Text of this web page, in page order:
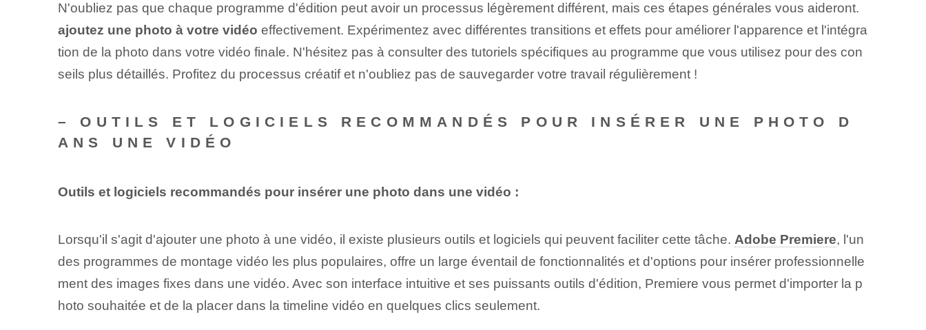
N'oubliez pas que chaque programme d'édition peut avoir un processus légèrement différent, mais ces étapes générales vous aideront.
ajoutez une photo à votre vidéo effectivement. Expérimentez avec différentes transitions et effets pour améliorer l'apparence et l'intégra
tion de la photo dans votre vidéo finale. N'hésitez pas à consulter des tutoriels spécifiques au ⁤programme que vous utilisez‌ pour des con
seils plus détaillés. Profitez⁤ du processus créatif et n'oubliez pas de sauvegarder⁤ votre travail ⁢régulièrement !
– OUTILS ET LOGICIELS RECOMMANDÉS POUR INSÉRER UNE PHOTO D
ANS UNE VIDÉO
Outils et logiciels recommandés pour insérer une photo dans une vidéo :
Lorsqu'il s'agit d'ajouter une photo à une vidéo, il existe plusieurs outils et logiciels qui peuvent faciliter cette tâche. Adobe Premiere, l'un
des programmes de montage vidéo les plus populaires, offre un large éventail de fonctionnalités et d'options pour insérer professionnelle
ment des images fixes dans une vidéo. Avec son interface intuitive et ses puissants outils d'édition, Premiere vous permet d'importer la p
hoto souhaitée et de la placer dans la timeline vidéo en quelques clics seulement.